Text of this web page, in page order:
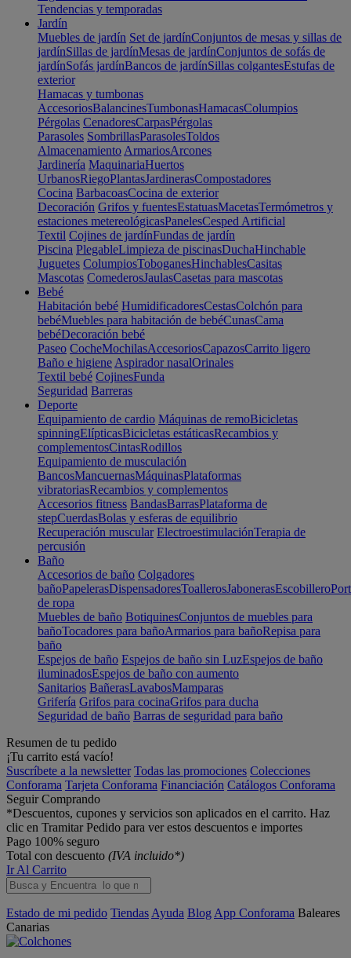
Tendencias y temporadas
Jardín
Muebles de jardín Set de jardínConjuntos de mesas y sillas de
jardínSillas de jardínMesas de jardínConjuntos de sofás de
jardínSofás jardínBancos de jardínSillas colgantesEstufas de
exterior
Hamacas y tumbonas
AccesoriosBalancinesTumbonasHamacasColumpios
Pérgolas CenadoresCarpasPérgolas
Parasoles SombrillasParasolesToldos
Almacenamiento ArmariosArcones
Jardinería MaquinariaHuertos
UrbanosRiegoPlantasJardinerasCompostadores
Cocina BarbacoasCocina de exterior
Decoración Grifos y fuentesEstatuasMacetasTermómetros y
estaciones metereológicasPanelesCesped Artificial
Textil Cojines de jardínFundas de jardín
Piscina PlegableLimpieza de piscinasDuchaHinchable
Juguetes ColumpiosToboganesHinchablesCasitas
Mascotas ComederosJaulasCasetas para mascotas
Bebé
Habitación bebé HumidificadoresCestasColchón para
bebéMuebles para habitación de bebéCunasCama
bebéDecoración bebé
Paseo CocheMochilasAccesoriosCapazosCarrito ligero
Baño e higiene Aspirador nasalOrinales
Textil bebé CojinesFunda
Seguridad Barreras
Deporte
Equipamiento de cardio Máquinas de remoBicicletas
spinningElípticasBicicletas estáticasRecambios y
complementosCintasRodillos
Equipamiento de musculación
BancosMancuernasMáquinasPlataformas
vibratoriasRecambios y complementos
Accesorios fitness BandasBarrasPlataforma de
stepCuerdasBolas y esferas de equilibrio
Recuperación muscular ElectroestimulaciónTerapia de
percusión
Baño
Accesorios de baño Colgadores
bañoPapelerasDispensadoresToallerosJabonerasEscobillero
de ropa
Muebles de baño BotiquinesConjuntos de muebles para
bañoTocadores para bañoArmarios para bañoRepisa para
baño
Espejos de baño Espejos de baño sin LuzEspejos de baño
iluminadosEspejos de baño con aumento
Sanitarios BañerasLavabosMamparas
Grifería Grifos para cocinaGrifos para ducha
Seguridad de baño Barras de seguridad para baño
Resumen de tu pedido
¡Tu carrito está vacío!
Suscríbete a la newsletter Todas las promociones Colecciones
Conforama Tarjeta Conforama Financiación Catálogos Conforama
Seguir Comprando
*Descuentos, cupones y servicios son aplicados en el carrito. Haz
clic en Tramitar Pedido para ver estos descuentos e importes
Pago 100% seguro
Total con descuento (IVA incluido*)
Ir Al Carrito
Estado de mi pedido Tiendas Ayuda Blog App Conforama Baleares
Canarias